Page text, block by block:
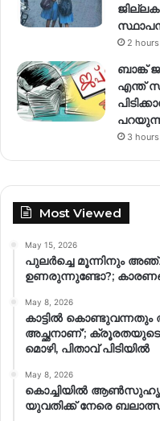
2
ബാങ്ക്
എന്ത്
3
Most Viewed
May 15, 2026
പുലർച്ചെ മൂന്നിനും
ഉണരുന്നുണ്ടോ?;
May 8, 2026
കാട്ടിൽ
അച്ഛനാണ്’;
മൊഴി, പിതാവ് പിടിയിൽ
May 8, 2026
കൊച്ചിയിൽ
യുവതിക്ക് നേരെ